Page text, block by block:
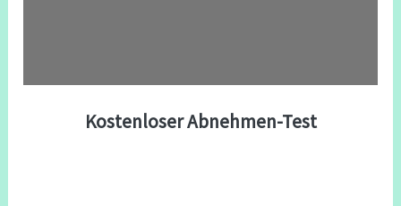
Kostenloser Abnehmen-Test